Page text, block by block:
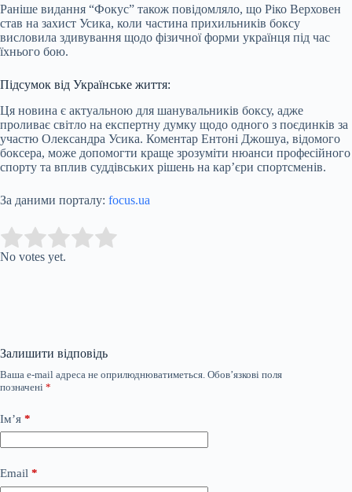
Раніше видання “Фокус” також повідомляло, що Ріко Верховен
став на захист Усика, коли частина прихильників боксу
висловила здивування щодо фізичної форми українця під час
їхнього бою.
Підсумок від Українське життя:
Ця новина є актуальною для шанувальників боксу, адже
проливає світло на експертну думку щодо одного з поєдинків за
участю Олександра Усика. Коментар Ентоні Джошуа, відомого
боксера, може допомогти краще зрозуміти нюанси професійного
спорту та вплив суддівських рішень на кар’єри спортсменів.
За даними порталу: focus.ua
Rate this item:
No votes yet.
Залишити відповідь
Ваша e-mail адреса не оприлюднюватиметься. Обов’язкові поля
позначені *
Ім’я *
Email *